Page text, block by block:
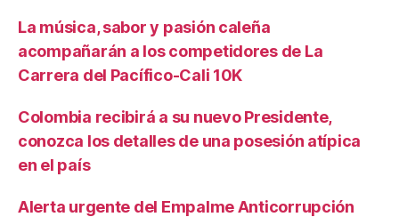
La música, sabor y pasión caleña
acompañarán a los competidores de La
Carrera del Pacífico-Cali 10K
Colombia recibirá a su nuevo Presidente,
conozca los detalles de una posesión atípica
en el país
Alerta urgente del Empalme Anticorrupción